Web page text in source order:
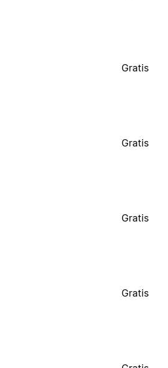
Gratis
Gratis
Gratis
Gratis